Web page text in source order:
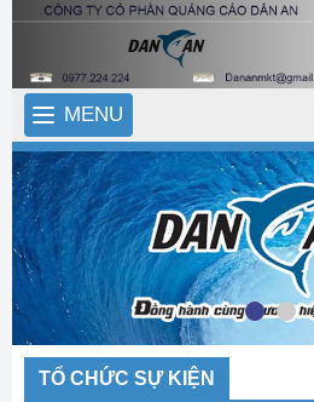
MENU
TỔ CHỨC SỰ KIỆN